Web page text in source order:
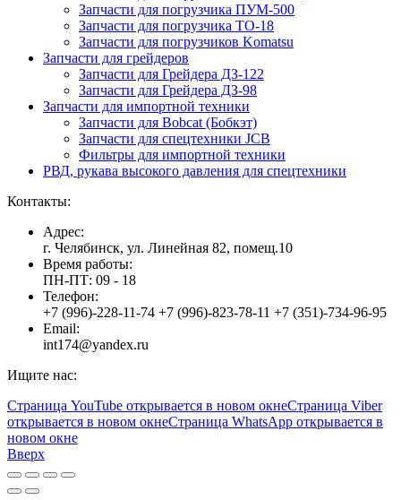
Запчасти для погрузчика ПУМ-500
Запчасти для погрузчика ТО-18
Запчасти для погрузчиков Komatsu
Запчасти для грейдеров
Запчасти для Грейдера ДЗ-122
Запчасти для Грейдера ДЗ-98
Запчасти для импортной техники
Запчасти для Bobcat (Бобкэт)
Запчасти для спецтехники JCB
Фильтры для импортной техники
РВД, рукава высокого давления для спецтехники
Контакты:
Адрес:
г. Челябинск, ул. Линейная 82, помещ.10
Время работы:
ПН-ПТ: 09 - 18
Телефон:
+7 (996)-228-11-74 +7 (996)-823-78-11 +7 (351)-734-96-95
Email:
int174@yandex.ru
Ищите нас:
Страница YouTube открывается в новом окнеСтраница Viber
открывается в новом окнеСтраница WhatsApp открывается в
новом окне
Вверх